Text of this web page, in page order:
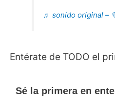
♬ sonido original –
Entérate de TODO el
Sé la primera en